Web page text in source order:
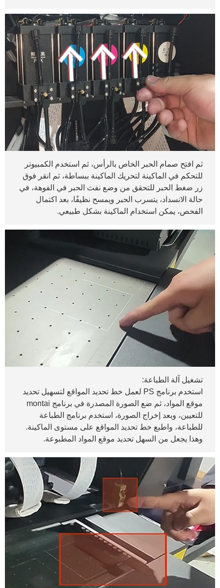
ثم افتح صمام الحبر الخاص بالرأس، ثم استخدم الكمبيوتر
للتحكم في الماكينة لتحريك الماكينة ببساطة، ثم انقر فوق
زر ضغط الحبر للتحقق من وضع نفث الحبر في الفوهة، في
حالة الانسداد، يتسرب الحبر ويمسح نظيفًا، بعد اكتمال
الفحص، يمكن استخدام الماكينة بشكل طبيعي.
تشغيل آلة الطباعة:
استخدم برنامج PS لعمل خط تحديد المواقع لتسهيل تحديد
موقع المواد، ثم ضع الصورة المصدرة في برنامج montai
للتعيين، وبعد إخراج الصورة، استخدم برنامج الطباعة
للطباعة، واطبع خط تحديد المواقع على مستوى الماكينة.
وهذا يجعل من السهل تحديد موقع المواد المطبوعة.